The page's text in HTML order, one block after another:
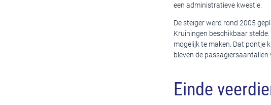
een administratieve kwestie.
De steiger werd rond 2005
Kruiningen beschikbaar
mogelijk te maken. Dat pontje
bleven de passagiersaantallen
Einde